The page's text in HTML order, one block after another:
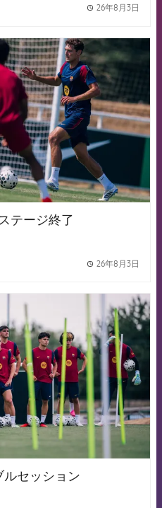
26年8月3日
FCB Barcelona badge
テージ終了
26年8月3日
FCB Barcelona badge
ルセッション